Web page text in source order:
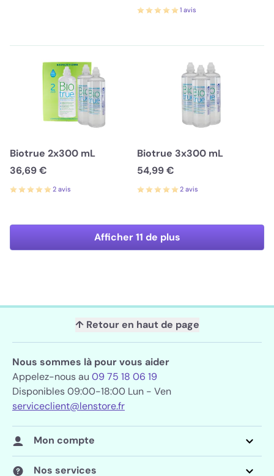
1 avis
Biotrue 2x300 mL
36,69 €
2 avis
Biotrue 3x300 mL
54,99 €
2 avis
Afficher 11 de plus
↑ Retour en haut de page
Nous sommes là pour vous aider
Appelez-nous au 09 75 18 06 19
Disponibles 09:00-18:00 Lun - Ven
serviceclient@lenstore.fr
Mon compte
Nos services